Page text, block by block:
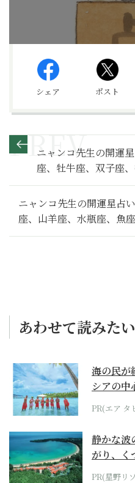
シェア ポスト
ニャンコ先生の開運
座、牡牛座、双子座
ニャンコ先生の開運星占
座、山羊座、水瓶座、魚
あわせて読みたい
海の民が
シアの中
らみえて
PR(エア タ
静かな波
がり、く
ホテル
PR(星野リ